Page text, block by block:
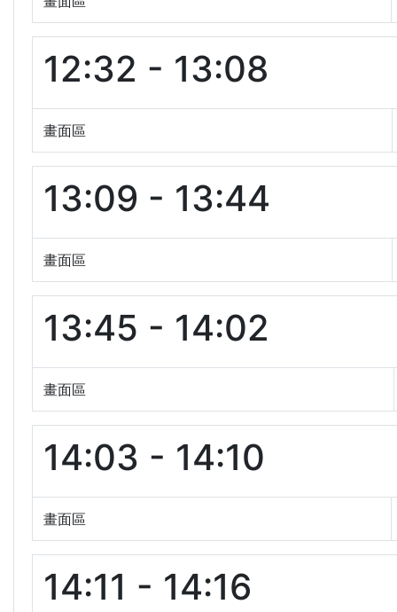
12:32 - 13:08
畫面區
13:09 - 13:44
畫面區
13:45 - 14:02
畫面區
14:03 - 14:10
畫面區
14:11 - 14:16